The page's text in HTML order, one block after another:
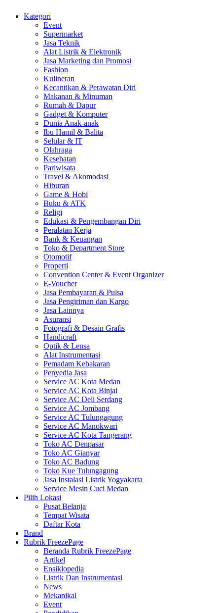
Kategori
Event
Supermarket
Jasa Teknik
Alat Listrik & Elektronik
Jasa Marketing dan Promosi
Fashion
Kulineran
Kecantikan & Perawatan Diri
Makanan & Minuman
Rumah & Dapur
Gadget & Komputer
Dunia Anak-anak
Ibu Hamil & Balita
Selular & IT
Olahraga
Kesehatan
Pariwisata
Travel & Akomodasi
Hiburan
Game & Hobi
Buku & ATK
Religi
Edukasi & Pengembangan Diri
Peralatan Kerja
Bank & Keuangan
Toko & Department Store
Otomotif
Properti
Convention Center & Event Organizer
E-Voucher
Jasa Pembayaran & Pulsa
Jasa Pengiriman dan Kargo
Jasa Lainnya
Asuransi
Fotografi & Desain Grafis
Handicraft
Optik & Lensa
Alat Instrumentasi
Pemadam Kebakaran
Penyedia Jasa
Service AC Kota Medan
Service AC Kota Binjai
Service AC Deli Serdang
Service AC Jombang
Service AC Tulungagung
Service AC Manokwari
Service AC Kota Tangerang
Toko AC Denpasar
Toko AC Gianyar
Toko AC Badung
Toko Kue Tulungagung
Jasa Instalasi Listrik Yogyakarta
Service Mesin Cuci Medan
Pilih Lokasi
Pusat Belanja
Tempat Wisata
Daftar Kota
Brand
Rubrik FreezePage
Beranda Rubrik FreezePage
Artikel
Ensiklopedia
Listrik Dan Instrumentasi
News
Mekanikal
Event